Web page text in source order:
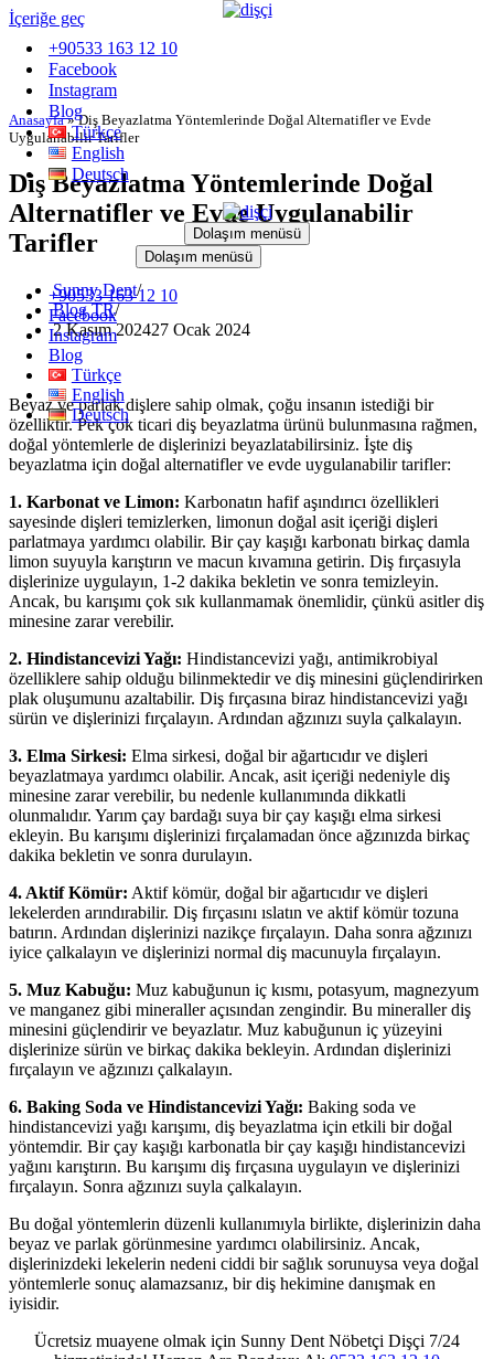
İçeriğe geç
+90533 163 12 10
Facebook
Instagram
Blog
Türkçe
English
Deutsch
Dolaşım menüsü
Dolaşım menüsü
+90533 163 12 10
Facebook
Instagram
Blog
Türkçe
English
Deutsch
Anasayfa»Diş Beyazlatma Yöntemlerinde Doğal Alternatifler ve Evde
Uygulanabilir Tarifler
Diş Beyazlatma Yöntemlerinde Doğal
Alternatifler ve Evde Uygulanabilir
Tarifler
Sunny Dent
Blog TR
2 Kasım 202427 Ocak 2024
Beyaz ve parlak dişlere sahip olmak, çoğu insanın istediği bir
özelliktir. Pek çok ticari diş beyazlatma ürünü bulunmasına rağmen,
doğal yöntemlerle de dişlerinizi beyazlatabilirsiniz. İşte diş
beyazlatma için doğal alternatifler ve evde uygulanabilir tarifler:
1. Karbonat ve Limon: Karbonatın hafif aşındırıcı özellikleri
sayesinde dişleri temizlerken, limonun doğal asit içeriği dişleri
parlatmaya yardımcı olabilir. Bir çay kaşığı karbonatı birkaç damla
limon suyuyla karıştırın ve macun kıvamına getirin. Diş fırçasıyla
dişlerinize uygulayın, 1-2 dakika bekletin ve sonra temizleyin.
Ancak, bu karışımı çok sık kullanmamak önemlidir, çünkü asitler diş
minesine zarar verebilir.
2. Hindistancevizi Yağı: Hindistancevizi yağı, antimikrobiyal
özelliklere sahip olduğu bilinmektedir ve diş minesini güçlendirirken
plak oluşumunu azaltabilir. Diş fırçasına biraz hindistancevizi yağı
sürün ve dişlerinizi fırçalayın. Ardından ağzınızı suyla çalkalayın.
3. Elma Sirkesi: Elma sirkesi, doğal bir ağartıcıdır ve dişleri
beyazlatmaya yardımcı olabilir. Ancak, asit içeriği nedeniyle diş
minesine zarar verebilir, bu nedenle kullanımında dikkatli
olunmalıdır. Yarım çay bardağı suya bir çay kaşığı elma sirkesi
ekleyin. Bu karışımı dişlerinizi fırçalamadan önce ağzınızda birkaç
dakika bekletin ve sonra durulayın.
4. Aktif Kömür: Aktif kömür, doğal bir ağartıcıdır ve dişleri
lekelerden arındırabilir. Diş fırçasını ıslatın ve aktif kömür tozuna
batırın. Ardından dişlerinizi nazikçe fırçalayın. Daha sonra ağzınızı
iyice çalkalayın ve dişlerinizi normal diş macunuyla fırçalayın.
5. Muz Kabuğu: Muz kabuğunun iç kısmı, potasyum, magnezyum
ve manganez gibi mineraller açısından zengindir. Bu mineraller diş
minesini güçlendirir ve beyazlatır. Muz kabuğunun iç yüzeyini
dişlerinize sürün ve birkaç dakika bekleyin. Ardından dişlerinizi
fırçalayın ve ağzınızı çalkalayın.
6. Baking Soda ve Hindistancevizi Yağı: Baking soda ve
hindistancevizi yağı karışımı, diş beyazlatma için etkili bir doğal
yöntemdir. Bir çay kaşığı karbonatla bir çay kaşığı hindistancevizi
yağını karıştırın. Bu karışımı diş fırçasına uygulayın ve dişlerinizi
fırçalayın. Sonra ağzınızı suyla çalkalayın.
Bu doğal yöntemlerin düzenli kullanımıyla birlikte, dişlerinizin daha
beyaz ve parlak görünmesine yardımcı olabilirsiniz. Ancak,
dişlerinizdeki lekelerin nedeni ciddi bir sağlık sorunuysa veya doğal
yöntemlerle sonuç alamazsanız, bir diş hekimine danışmak en
iyisidir.
Ücretsiz muayene olmak için Sunny Dent Nöbetçi Dişçi 7/24